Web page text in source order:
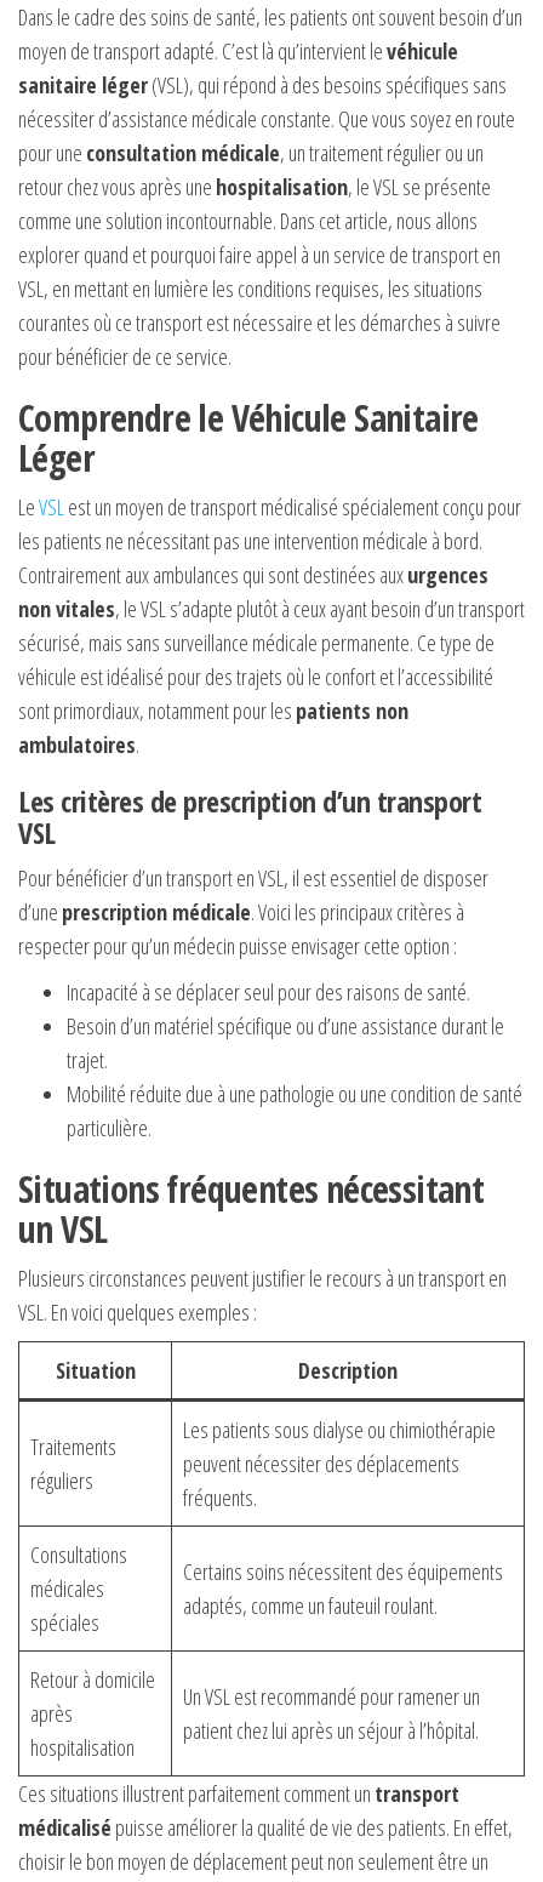
Dans le cadre des soins de santé, les patients ont souvent besoin d’un
moyen de transport adapté. C’est là qu’intervient levéhicule
sanitaire léger(VSL), qui répond à des besoins spécifiques sans
nécessiter d’assistance médicale constante. Que vous soyez en route
pour une consultation médicale, un traitement régulier ou un
retour chez vous après une hospitalisation, le VSL se présente
comme une solution incontournable. Dans cet article, nous allons
explorer quand et pourquoi faire appel à un service de transport en
VSL, en mettant en lumière les conditions requises, les situations
courantes où ce transport est nécessaire et les démarches à suivre
pour bénéficier de ce service.
Comprendre le Véhicule Sanitaire
Léger
LeVSL est un moyen de transport médicalisé spécialement conçu pour
les patients ne nécessitant pas une intervention médicale à bord.
Contrairement aux ambulances qui sont destinées auxurgences
non vitales, le VSL s’adapte plutôt à ceux ayant besoin d’un transport
sécurisé, mais sans surveillance médicale permanente. Ce type de
véhicule est idéalisé pour des trajets où le confort et l’accessibilité
sont primordiaux, notamment pour les patients non
ambulatoires.
Les critères de prescription d’un transport
VSL
Pour bénéficier d’un transport en VSL, il est essentiel de disposer
d’une prescription médicale. Voici les principaux critères à
respecter pour qu’un médecin puisse envisager cette option :
Incapacité à se déplacer seul pour des raisons de santé.
Besoin d’un matériel spécifique ou d’une assistance durant le
trajet.
Mobilité réduite due à une pathologie ou une condition de santé
particulière.
Situations fréquentes nécessitant
un VSL
Plusieurs circonstances peuvent justifier le recours à un transport en
VSL. En voici quelques exemples :
Situation
Description
Traitements
réguliers
Les patients sous dialyse ou chimiothérapie
peuvent nécessiter des déplacements
fréquents.
Consultations
médicales
spéciales
Certains soins nécessitent des équipements
adaptés, comme un fauteuil roulant.
Retour à domicile
après
hospitalisation
Un VSL est recommandé pour ramener un
patient chez lui après un séjour à l’hôpital.
Ces situations illustrent parfaitement comment un transport
médicalisé puisse améliorer la qualité de vie des patients. En effet,
choisir le bon moyen de déplacement peut non seulement être un